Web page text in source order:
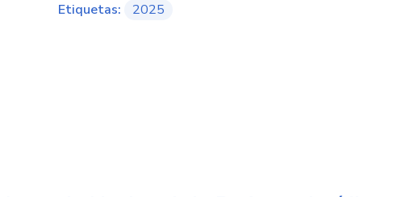
Etiquetas: 2025